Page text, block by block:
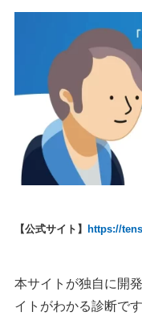
執筆者・監修者の
【公式サイト】 https://
本サイトが独自に開
イトがわかる診断です